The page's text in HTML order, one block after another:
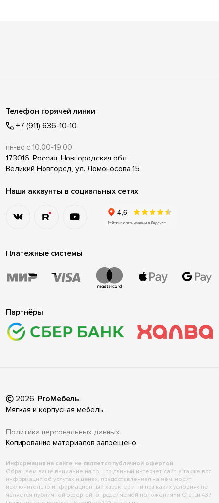
Телефон горячей линии
+7 (911) 636-10-10
пн-вс с 10.00-19.00
173016, Россия, Новгородская обл.,
Великий Новгород, ул. Ломоносова 15
Наши аккаунты в социальных сетях
Платежные системы
Партнёры
2026. ProМебель.
Мягкая и корпусная мебель
Политика персональных данных
Копирование материалов запрещено.
Информация на сайте не является публичной офертой
Обращаем ваше внимание на то, что данный интернет-сайт, а также вся
информация об услугах и ценах, предоставленная на нём, носит
исключительно информационный характер и ни при каких условиях не
является публичной офертой, определяемой положениями Статьи 437